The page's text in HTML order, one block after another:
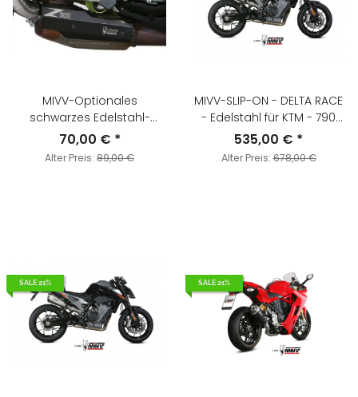
MIVV-Optionales
schwarzes Edelstahl-
Hitzeschutzschild - für
KAWASAKI - Z900 BJ. 2017 >
2019 - 50.CR.037.0
70,00 € *
Alter Preis: 89,00 €
MIVV-SLIP-ON - DELTA RACE
- Edelstahl für KTM - 790
DUKE BJ. 2018 > 2020 -
KT.020.LDRX
535,00 € *
Alter Preis:678,00 €
SALE 21% SALE 21%